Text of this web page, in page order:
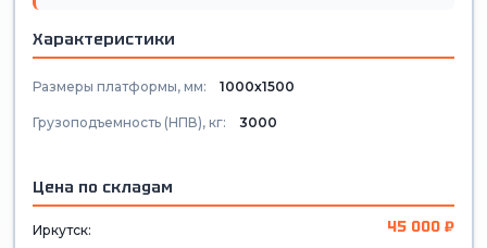
Характеристики
Размеры платформы, мм: 1000х1500
Грузоподъемность (НПВ), кг: 3000
Цена по складам
Иркутск: 45 000 ₽